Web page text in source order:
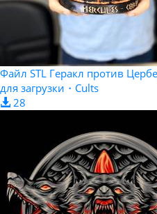
Файл STL Геракл против
для загрузки・Cults
28